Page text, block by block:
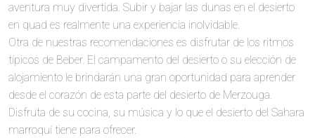
aventura muy divertida. Subir y bajar las dunas en el desierto
en quad es realmente una experiencia inolvidable.
Otra de nuestras recomendaciones es disfrutar de los ritmos
típicos de Beber. El campamento del desierto o su elección de
alojamiento le brindarán una gran oportunidad para aprender
desde el corazón de esta parte del desierto de Merzouga.
Disfruta de su cocina, su música y lo que el desierto del Sahara
marroquí tiene para ofrecer.